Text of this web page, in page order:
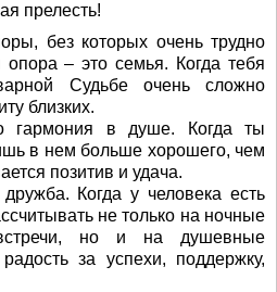
прелесть!
без которых очень трудно
– это семья. Когда тебя
Судьбе очень сложно
близких.
гармония в душе. Когда ты
в нем больше хорошего, чем
позитив и удача.
Когда у человека есть
не только на ночные
но и на душевные
за успехи, поддержку,